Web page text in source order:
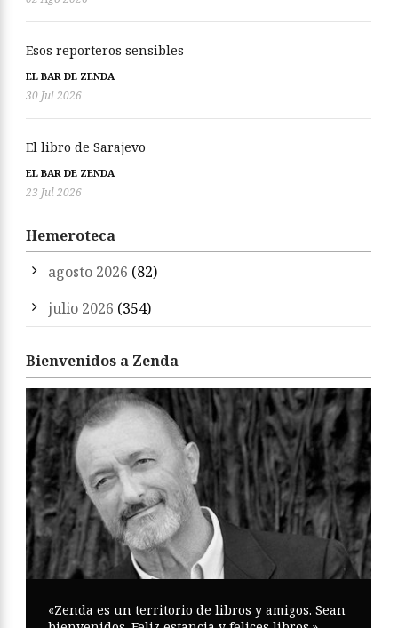
Esos reporteros sensibles
EL BAR DE ZENDA
30 Jul 2026
El libro de Sarajevo
EL BAR DE ZENDA
23 Jul 2026
Hemeroteca
agosto 2026 (82)
julio 2026 (354)
Bienvenidos a Zenda
«Zenda es un territorio de libros y amigos. Sean